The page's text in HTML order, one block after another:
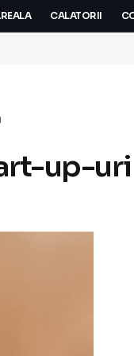
CALATORII
up-uri